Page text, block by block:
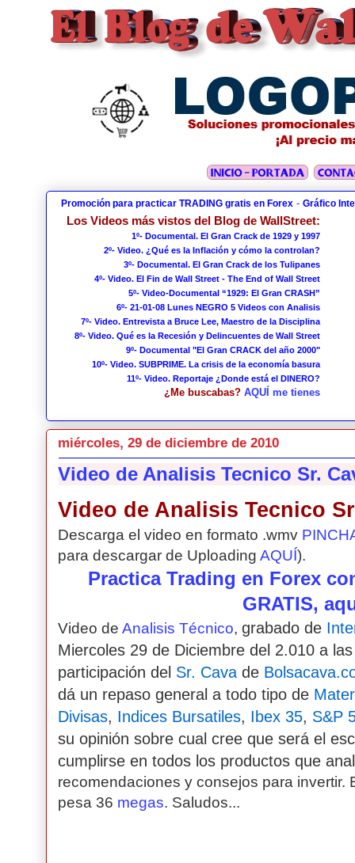
Promoción para practicar TRADING gratis en Forex - Gráfico
Los Videos más vistos del Blog de WallStreet:
1º- Documental. El Gran Crack de 1929 y 1997
2º- Video. ¿Qué es la Inflación y cómo la controlan?
3º- Documental. El Gran Crack de los Tulipanes
4º- Video. El Fin de Wall Street - The End of Wall Street
5º- Video-Documental “1929: El Gran CRASH”
6º- 21-01-08 Lunes NEGRO 5 Videos con Analisis
7º- Video. Entrevista a Bruce Lee, Maestro de la Disciplina
8º- Video. Qué es la Recesión y Delincuentes de Wall Street
9º- Documental "El Gran CRACK del año 2000"
10º- Video. SUBPRIME. La crisis de la economía basura
11º- Video. Reportaje ¿Donde está el DINERO?
¿Me buscabas?AQUÍ me tienes
miércoles, 29 de diciembre de 2010
Video de Analisis Tecnico Sr.
Video de Analisis Tecnico
Descarga el video en formato .wmv
para descargar de UploadingAQUÍ).
Practica Trading en Forex
GRATIS,
Video deAnalisis Técnico,grabado de
Miercoles 29 de Diciembre del 2.010 a
participación del Sr. Cava de
dá un repaso general a todo tipo de
Divisas, Indices Bursatiles, Ibex 35, S&P
su opinión sobre cual cree que será el
cumplirse en todos los productos que
recomendaciones y consejos para invertir.
pesa 36 megas. Saludos...